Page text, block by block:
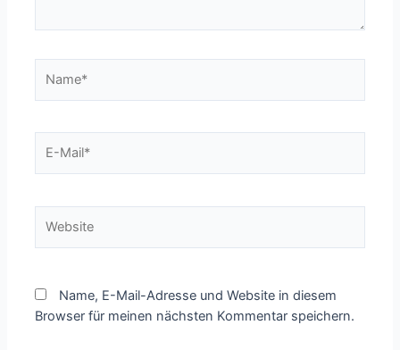
Mail*
Name, E-Mail-Adresse und Website in diesem
Browser für meinen nächsten Kommentar speichern.